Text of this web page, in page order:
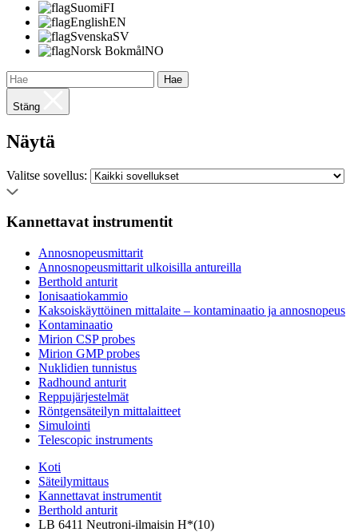
SuomiFI
EnglishEN
SvenskaSV
Norsk BokmålNO
Hae
Stäng
Näytä
Valitse sovellus:
Kannettavat instrumentit
Annosnopeusmittarit
Annosnopeusmittarit ulkoisilla antureilla
Berthold anturit
Ionisaatiokammio
Kaksoiskäyttöinen mittalaite – kontaminaatio ja annosnopeus
Kontaminaatio
Mirion CSP probes
Mirion GMP probes
Nuklidien tunnistus
Radhound anturit
Reppujärjestelmät
Röntgensäteilyn mittalaitteet
Simulointi
Telescopic instruments
Koti
Säteilymittaus
Kannettavat instrumentit
Berthold anturit
LB 6411 Neutroni-ilmaisin H*(10)